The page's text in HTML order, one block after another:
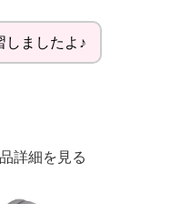
しましたよ♪
詳細を見る